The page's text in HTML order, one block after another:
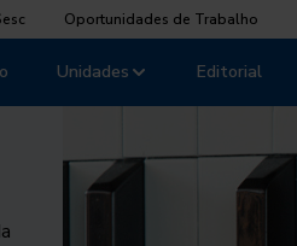
Oportunidades de Trabalho
Unidades Editorial